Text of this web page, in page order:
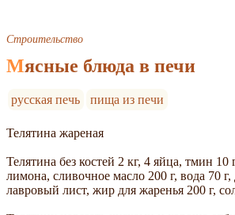
Строительство
Мясные блюда в печи
русская печь пища из печи
Телятина жареная
Телятина без костей 2 кг, 4 яйца, тмин 10
лимона, сливочное масло 200 г, вода 70
лавровый лист, жир для жаренья 200 г,